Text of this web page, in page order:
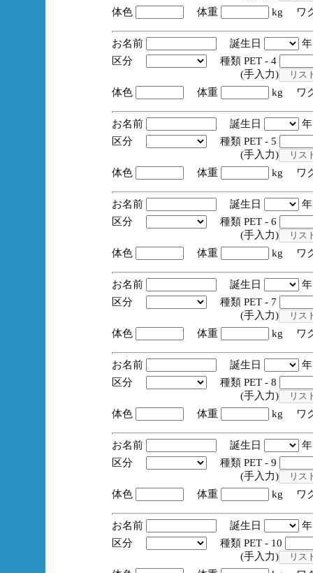
体色
体重 kg ワ
お名前 誕生日
区分
種類 PET - 4
(手入力)
体色
体重 kg ワ
お名前 誕生日
区分
種類 PET - 5
(手入力)
体色
体重 kg ワ
お名前 誕生日
区分
種類 PET - 6
(手入力)
体色
体重 kg ワ
お名前 誕生日
区分
種類 PET - 7
(手入力)
体色
体重 kg ワ
お名前 誕生日
区分
種類 PET - 8
(手入力)
体色
体重 kg ワ
お名前 誕生日
区分
種類 PET - 9
(手入力)
体色
体重 kg ワ
お名前 誕生日
区分
種類 PET - 10
(手入力)